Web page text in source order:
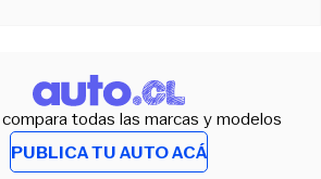
todas las marcas y modelos
PUBLICA TU AUTO ACÁ